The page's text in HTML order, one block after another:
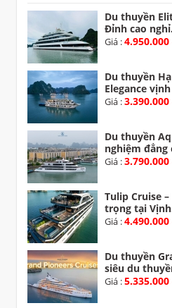
Du thuyền
Đỉnh cao
Giá :
Du thuyền
Elegance
Giá :
Du thuyền
nghiệm đẳng
Giá :
Tulip Cruise
trọng tại
Giá :
Du thuyền
siêu du
Giá :